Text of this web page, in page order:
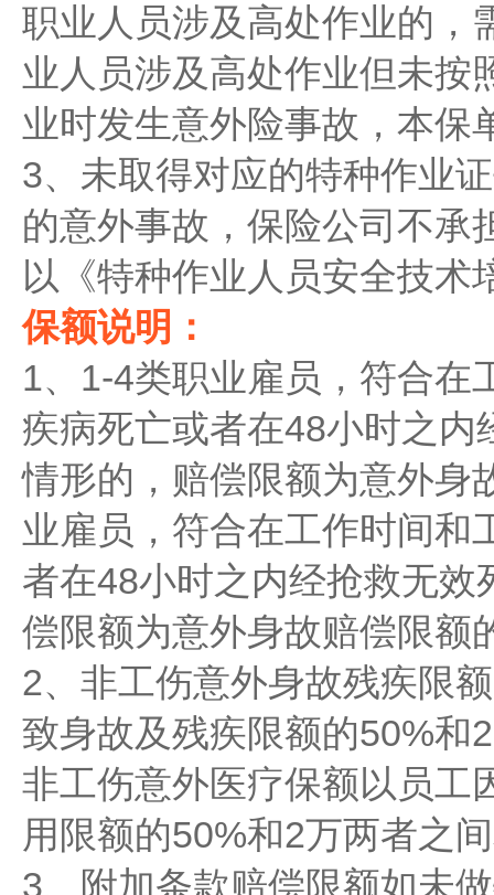
职业人员涉及高处作业的，
业人员涉及高处作业但未按
业时发生意外险事故，本保
3、未取得对应的特种作业
的意外事故，保险公司不承
以《特种作业人员安全技术
保额说明：
1、1-4类职业雇员，符合在
疾病死亡或者在48小时之
情形的，赔偿限额为意外身
业雇员，符合在工作时间和
者在48小时之内经抢救无
偿限额为意外身故赔偿限额
2、非工伤意外身故残疾限
致身故及残疾限额的50%和
非工伤意外医疗保额以员工
用限额的50%和2万两者之
3、附加条款赔偿限额如未